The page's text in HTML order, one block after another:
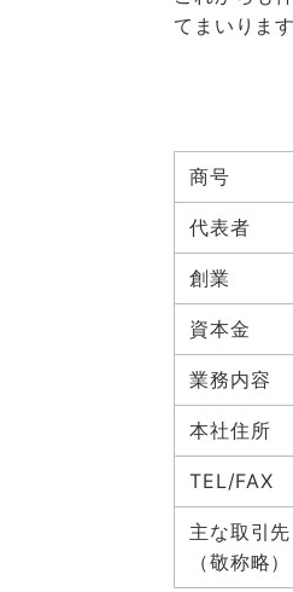
てまいりま
商号
代表者
創業
資本金
業務内容
本社住所
TEL/FAX
主な取引先
（敬称略）